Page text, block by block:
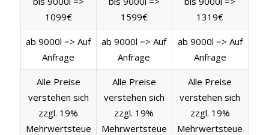
1099€
1599€
1319€
ab 9000l => Auf
Anfrage
ab 9000l => Auf
Anfrage
ab 9000l => Auf
Anfrage
Alle Preise
verstehen sich
zzgl. 19%
Mehrwertsteue
Alle Preise
verstehen sich
zzgl. 19%
Mehrwertsteue
Alle Preise
verstehen sich
zzgl. 19%
Mehrwertsteue